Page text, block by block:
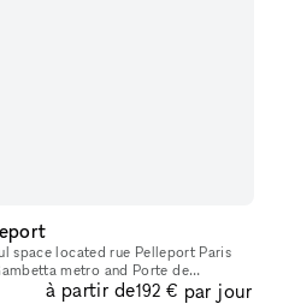
space located rue Pelleport Paris
metro and Porte de
Bagnolet, in a dynamic neighborhood. The shop features a ground flo
à partir de192 € par jour